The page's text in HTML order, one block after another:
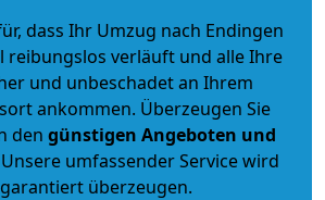
dass Ihr Umzug nach Endingen
reibungslos verläuft und alle Ihre
und unbeschadet an Ihrem
ankommen. Überzeugen Sie
den günstigen Angeboten und
Unsere umfassender Service wird
überzeugen.